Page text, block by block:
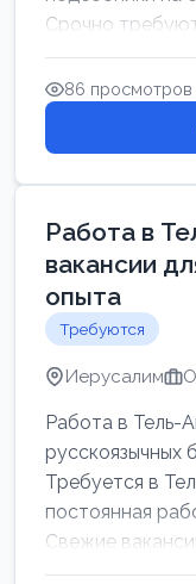
Срочно
86 просмотров
Работа в
вакансии
опыта
Требуются
Иерусалим
Работа в Тель-
русскоязычных
Требуется в
постоянная
Свежие
женщин от